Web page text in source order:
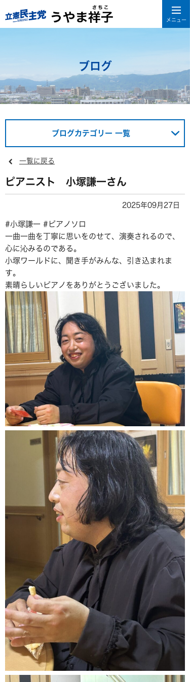
ブログ
ブログカテゴリー 一覧
一覧に戻る
ピアニスト 小塚謙一さん
2025年09月27日
#小塚謙一 #ピアノソロ
一曲一曲を丁寧に思いをのせて、演奏されるので、
心に沁みるのである。
小塚ワールドに、聞き手がみんな、引き込まれま
す。
素晴らしいピアノをありがとうございました。